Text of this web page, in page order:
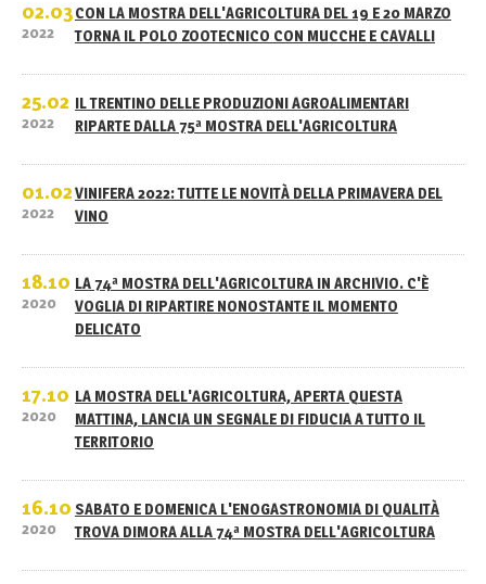
02.03
2022
CON LA MOSTRA DELL'AGRICOLTURA DEL 19 E 20 MARZO
TORNA IL POLO ZOOTECNICO CON MUCCHE E CAVALLI
25.02
2022
IL TRENTINO DELLE PRODUZIONI AGROALIMENTARI
RIPARTE DALLA 75ª MOSTRA DELL'AGRICOLTURA
01.02
2022
VINIFERA 2022: TUTTE LE NOVITÀ DELLA PRIMAVERA DEL
VINO
18.10
2020
LA 74ª MOSTRA DELL'AGRICOLTURA IN ARCHIVIO. C'È
VOGLIA DI RIPARTIRE NONOSTANTE IL MOMENTO
DELICATO
17.10
2020
LA MOSTRA DELL'AGRICOLTURA, APERTA QUESTA
MATTINA, LANCIA UN SEGNALE DI FIDUCIA A TUTTO IL
TERRITORIO
16.10
2020
SABATO E DOMENICA L'ENOGASTRONOMIA DI QUALITÀ
TROVA DIMORA ALLA 74ª MOSTRA DELL'AGRICOLTURA